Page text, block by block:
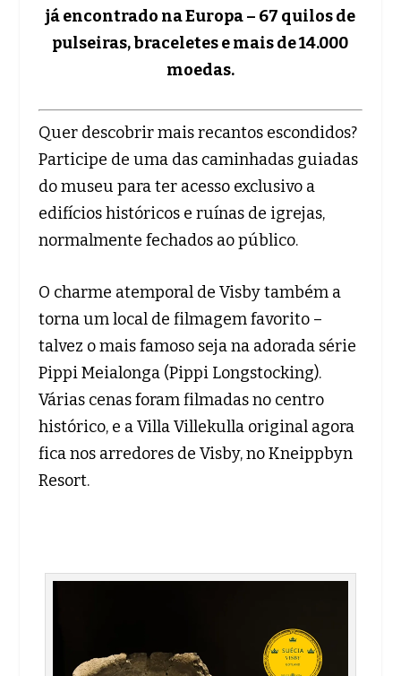
já encontrado na Europa – 67 quilos de
pulseiras, braceletes e mais de 14.000
moedas.
Quer descobrir mais recantos escondidos?
Participe de uma das caminhadas guiadas
do museu para ter acesso exclusivo a
edifícios históricos e ruínas de igrejas,
normalmente fechados ao público.
O charme atemporal de Visby também a
torna um local de filmagem favorito –
talvez o mais famoso seja na adorada série
Pippi Meialonga (Pippi Longstocking).
Várias cenas foram filmadas no centro
histórico, e a Villa Villekulla original agora
fica nos arredores de Visby, no Kneippbyn
Resort.